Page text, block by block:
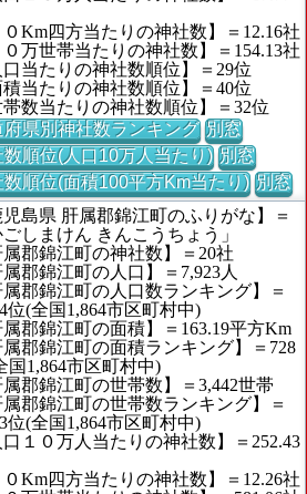
０Km四方当たりの神社数】＝12.16社
０万世帯当たりの神社数】＝154.13社
口当たりの神社数順位】＝29位
積当たりの神社数順位】＝40位
帯数当たりの神社数順位】＝32位
府県別神社数ランキング 別窓
数順位(人口10万人当たり) 別窓
数順位(面積100平方Km当たり) 別窓
児島県 肝属郡錦江町のふりがな】＝
ごしまけん きんこうちょう」
属郡錦江町の神社数】＝20社
属郡錦江町の人口】＝7,923人
属郡錦江町の人口数ランキング】＝
位(全国1,864市区町村中)
属郡錦江町の面積】＝163.19平方Km
属郡錦江町の面積ランキング】＝728
国1,864市区町村中)
属郡錦江町の世帯数】＝3,442世帯
属郡錦江町の世帯数ランキング】＝
位(全国1,864市区町村中)
口１０万人当たりの神社数】＝252.43
０Km四方当たりの神社数】＝12.26社